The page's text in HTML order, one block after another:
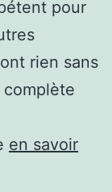
pour
rien sans
en savoir